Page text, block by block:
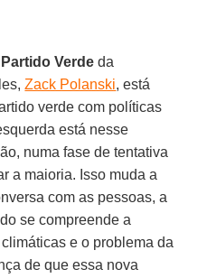
Partido Verde da
Zack Polanski, está
verde com políticas
está nesse
numa fase de tentativa
a maioria. Isso muda a
com as pessoas, a
se compreende a
e o problema da
de que essa nova